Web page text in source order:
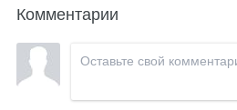
Комментарии